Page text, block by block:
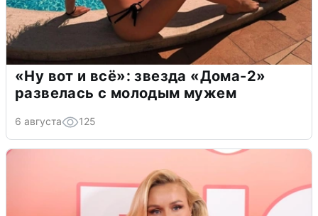
«Ну вот и всё»: звезда «Дома-2»
развелась с молодым мужем
6 августа 125